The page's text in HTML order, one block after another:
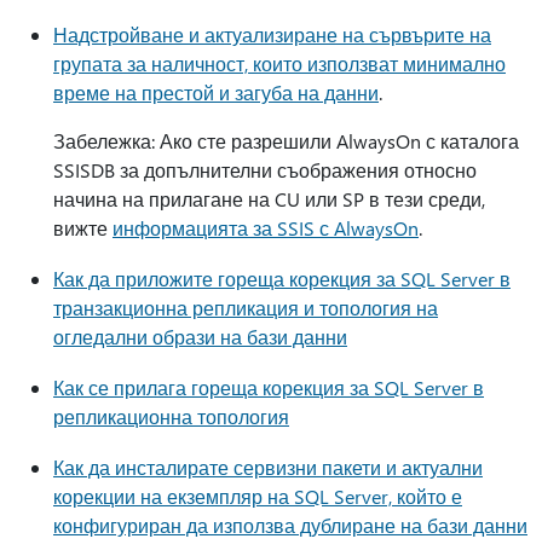
Надстройване и актуализиране на сървърите на
групата за наличност, които използват минимално
време на престой и загуба на данни.
Забележка: Ако сте разрешили AlwaysOn с каталога
SSISDB за допълнителни съображения относно
начина на прилагане на CU или SP в тези среди,
вижте информацията за SSIS с AlwaysOn.
Как да приложите гореща корекция за SQL Server в
транзакционна репликация и топология на
огледални образи на бази данни
Как се прилага гореща корекция за SQL Server в
репликационна топология
Как да инсталирате сервизни пакети и актуални
корекции на екземпляр на SQL Server, който е
конфигуриран да използва дублиране на бази данни